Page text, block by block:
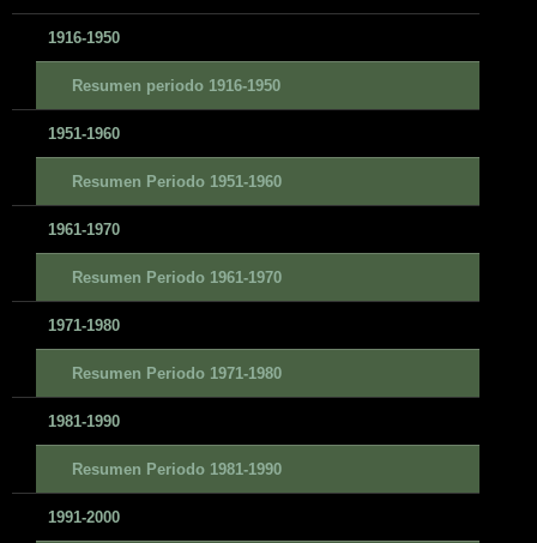
1916-1950
Resumen periodo 1916-1950
1951-1960
Resumen Periodo 1951-1960
1961-1970
Resumen Periodo 1961-1970
1971-1980
Resumen Periodo 1971-1980
1981-1990
Resumen Periodo 1981-1990
1991-2000